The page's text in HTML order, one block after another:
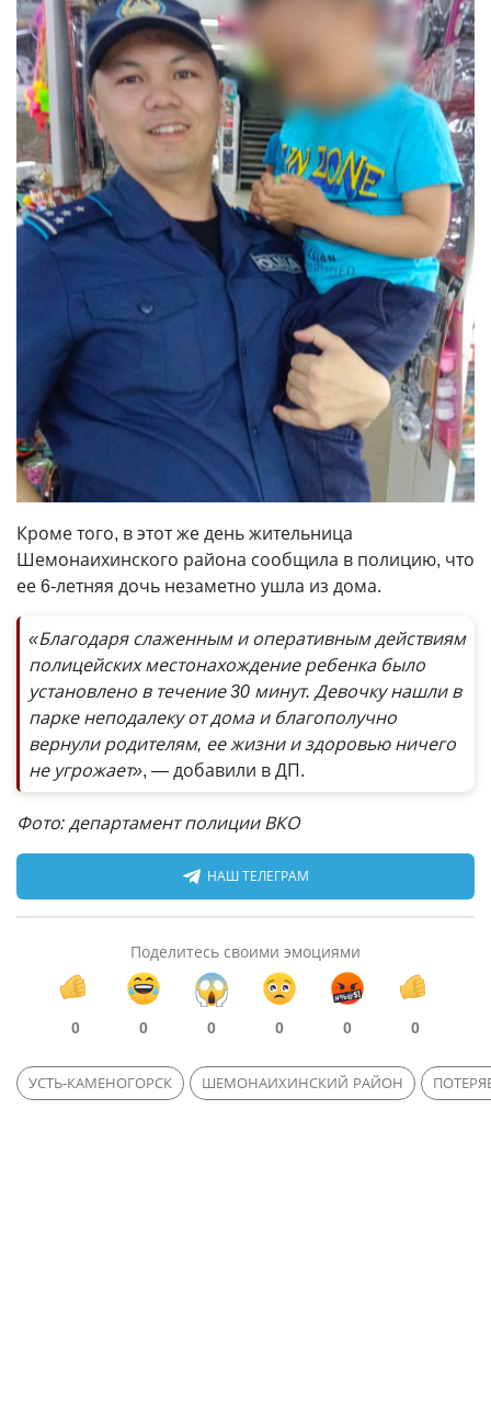
Кроме того, в этот же день жительница
Шемонаихинского района сообщила в полицию, что
ее 6-летняя дочь незаметно ушла из дома.
«Благодаря слаженным и оперативным действиям
полицейских местонахождение ребенка было
установлено в течение 30 минут. Девочку нашли в
парке неподалеку от дома и благополучно
вернули родителям, ее жизни и здоровью ничего
не угрожает», — добавили в ДП.
Фото: департамент полиции ВКО
НАШ ТЕЛЕГРАМ
Поделитесь своими эмоциями
0 0 0 0 0 0
УСТЬ-КАМЕНОГОРСК ШЕМОНАИХИНСКИЙ РАЙОН